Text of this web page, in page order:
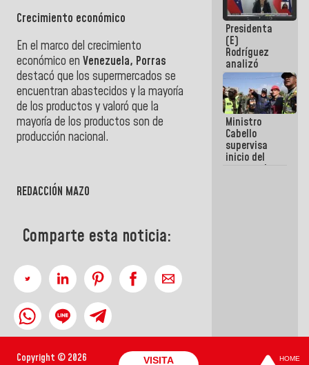
Crecimiento económico
En el marco del crecimiento
económico en Venezuela, Porras
destacó que los supermercados se
encuentran abastecidos y la mayoría
de los productos y valoró que la
mayoría de los productos son de
producción nacional.
REDACCIÓN MAZO
Comparte esta noticia:
y
modernización
de la vía
férrea
Presidenta
(E)
Rodríguez
analizó
junto a
gobernadores
planes de
recuperación
del Sistema
Eléctrico
Nacional
Ministro
Cabello
supervisa
inicio del
proceso de
Copyright © 2026 VISITA HOME